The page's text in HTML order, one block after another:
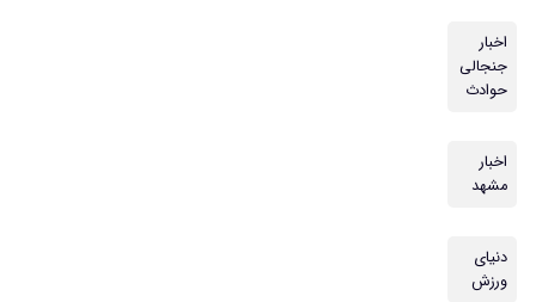
اخبار
جنجالی
حوادث
اخبار
مشهد
دنیای
ورزش